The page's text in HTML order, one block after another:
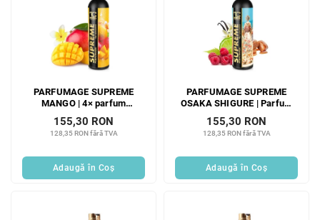
PARFUMAGE SUPREME
MANGO | 4× parfum
concentrat pentru rufe | 300
ml | 60 spălări
128,35 RON fără TVA
155,30 RON
Adaugă în Coş
PARFUMAGE SUPREME
OSAKA SHIGURE | Parfum
concentrat 4× pentru spălat |
300 ml | 60 spălări
128,35 RON fără TVA
155,30 RON
Adaugă în Coş